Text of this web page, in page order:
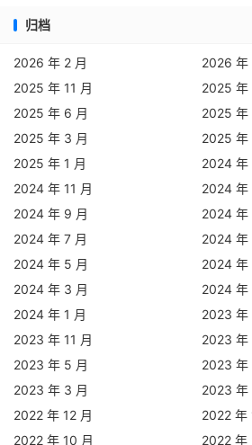
归档
2026 年 2 月
2026 年
2025 年 11 月
2025 年
2025 年 6 月
2025 年
2025 年 3 月
2025 年
2025 年 1 月
2024 年
2024 年 11 月
2024 年
2024 年 9 月
2024 年
2024 年 7 月
2024 年
2024 年 5 月
2024 年
2024 年 3 月
2024 年
2024 年 1 月
2023 年
2023 年 11 月
2023 年
2023 年 5 月
2023 年
2023 年 3 月
2023 年
2022 年 12 月
2022 年
2022 年 10 月
2022 年